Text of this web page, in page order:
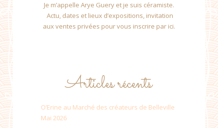
Je m’appelle Arye Guery et je suis céramiste.
Actu, dates et lieux d’expositions, invitation
aux ventes privées pour vous inscrire par ici.
Articles récents
O’Erine au Marché des créateurs de Belleville
Mai 2026